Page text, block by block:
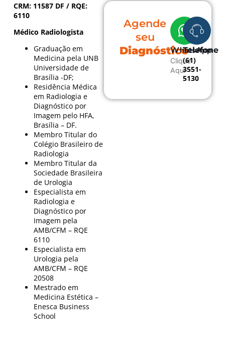
CRM: 11587 DF / RQE:
6110
Médico Radiologista
Graduação em
Medicina pela UNB
Universidade de
Brasília -DF;
Residência Médica
em Radiologia e
Diagnóstico por
Imagem pelo HFA,
Brasília – DF.
Membro Titular do
Colégio Brasileiro de
Radiologia
Membro Titular da
Sociedade Brasileira
de Urologia
Especialista em
Radiologia e
Diagnóstico por
Imagem pela
AMB/CFM – RQE
6110
Especialista em
Urologia pela
AMB/CFM – RQE
20508
Mestrado em
Medicina Estética –
Enesca Business
School
Agende
seu
DiagnósticoWhatsApp
Clique
Aqui
Telefone
(61)
3551-
5130